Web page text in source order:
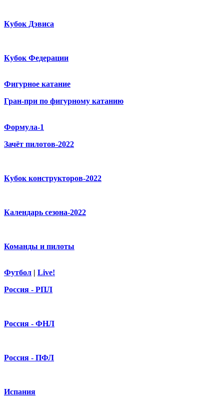
Кубок Дэвиса
Кубок Федерации
Фигурное катание
Гран-при по фигурному катанию
Формула-1
Зачёт пилотов-2022
Кубок конструкторов-2022
Календарь сезона-2022
Команды и пилоты
Футбол | Live!
Россия - РПЛ
Россия - ФНЛ
Россия - ПФЛ
Испания